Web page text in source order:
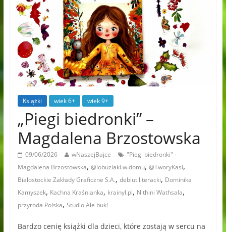
Książki wiek 6+ wiek 9+
„Piegi biedronki” –
Magdalena Brzostowska
09/06/2026 wNaszejBajce
"Piegi biedronki" -
Magdalena Brzostowska, @lobuziaki.w.domu, @TworyKasi,
Białostockie Zakłady Graficzne S.A., debiut literacki, Dominika
Kamyszek, Kachna Kraśnianka, krainyl.pl, Nithini Wathsala,
przyroda Polska, Studio Ale buk!
Bardzo cenię książki dla dzieci, które zostają w sercu na